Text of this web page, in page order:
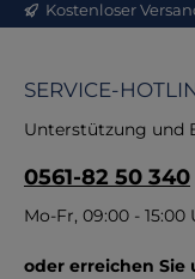
Kostenloser
SERVICE-
Unterstützung und
0561-82 50 340
Mo-Fr, 09:00 - 15:00
oder erreichen Sie